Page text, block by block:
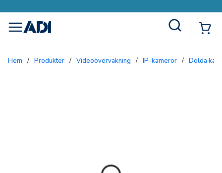
menu
Hem / Produkter / Videoövervakning / IP-kameror / Dolda